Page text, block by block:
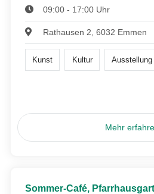
09:00 - 17:00 Uhr
Rathausen 2, 6032 Emmen
Kunst Kultur Ausstellung
Mehr
Sommer-Café,